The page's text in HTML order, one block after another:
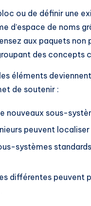
ou de définir une
d’espace de noms
aux paquets
des concepts
éléments
de soutenir :
nouveaux sous-
peuvent
systèmes
différentes peuvent